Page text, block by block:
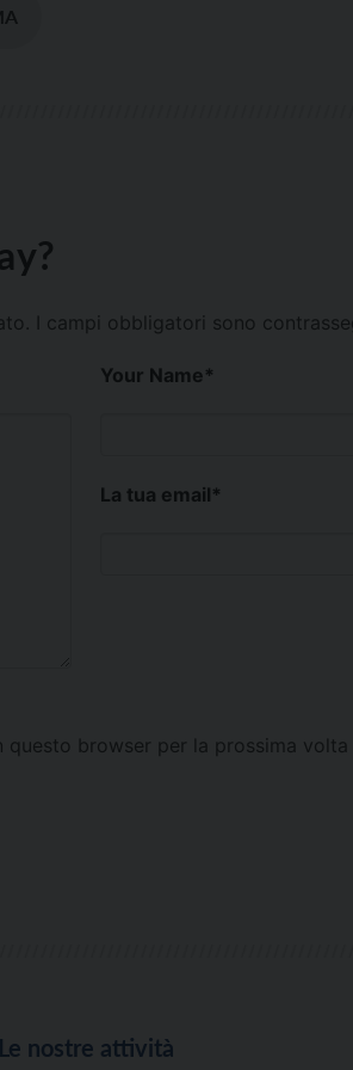
I campi obbligatori sono
Your Name*
La tua email*
browser per la prossima
Le nostre attività